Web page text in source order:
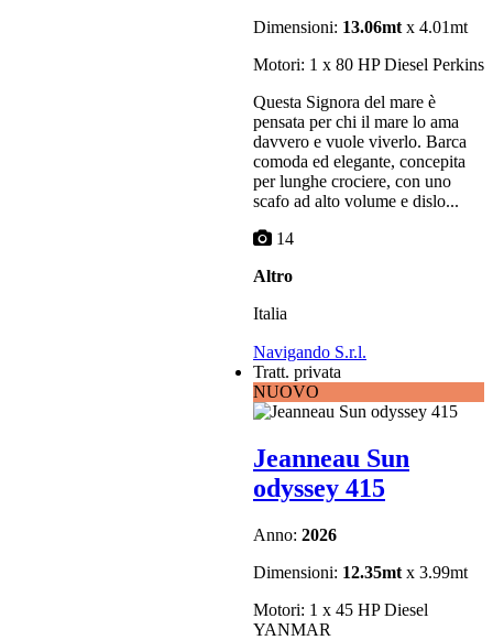
Dimensioni: 13.06mt x 4.01mt
Motori: 1 x 80 HP Diesel Perkins
Questa Signora del mare è
pensata per chi il mare lo ama
davvero e vuole viverlo. Barca
comoda ed elegante, concepita
per lunghe crociere, con uno
scafo ad alto volume e dislo...
14
Altro
Italia
Navigando S.r.l.
Tratt. privata
NUOVO
Jeanneau Sun
odyssey 415
Anno: 2026
Dimensioni: 12.35mt x 3.99mt
Motori: 1 x 45 HP Diesel
YANMAR